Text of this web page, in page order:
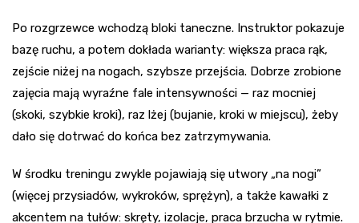
Po rozgrzewce wchodzą bloki taneczne. Instruktor pokazuje
bazę ruchu, a potem dokłada warianty: większa praca rąk,
zejście niżej na nogach, szybsze przejścia. Dobrze zrobione
zajęcia mają wyraźne fale intensywności — raz mocniej
(skoki, szybkie kroki), raz lżej (bujanie, kroki w miejscu), żeby
dało się dotrwać do końca bez zatrzymywania.
W środku treningu zwykle pojawiają się utwory „na nogi”
(więcej przysiadów, wykroków, sprężyn), a także kawałki z
akcentem na tułów: skręty, izolacje, praca brzucha w rytmie.